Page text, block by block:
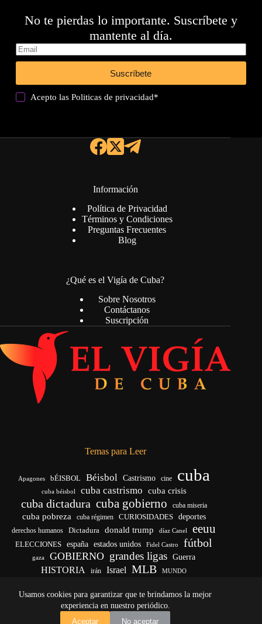
Usamos cookies para garantizar que te brindamos la mejor
experiencia en nuestro periódico.
Aceptar
No aceptar
No te pierdas lo importante. Suscríbete y
mantente al día.
Suscríbete
Acepto lasPoliticas de privacidad*
Información
Política de Privacidad
Términos y Condiciones
Preguntas Frecuentes
Blog
¿Qué es el Vigía de Cuba?
Sobre Nosotros
Contáctanos
Suscripción
Temas para Leer
Apagones bÉISBOL Béisbol Castrismo cine cuba
cuba béisbol cuba castrismo cuba crisis
cuba dictadura cuba gobierno cuba miseria
cuba pobreza cuba régimen CURIOSIDADES deportes
derechos humanos Dictadura donald trump díaz Canel eeuu
ELECCIONES españa estados unidos Fidel Castro fútbol
gaza GOBIERNO grandes ligas Guerra
HISTORIA irán Israel MLB MUNDO
Rusia
régimen cubano Trump Ucrania venezuela vida yankees
Copyright © 2026 - El Vigía de Cuba